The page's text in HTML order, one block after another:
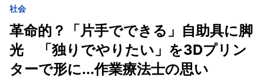
社会
革命的？「片手でできる」自助具に脚
光 「独りでやりたい」を3Dプリン
ターで形に...作業療法士の思い